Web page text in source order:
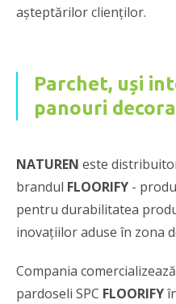
așteptărilor clienților.
Parchet, uși
panouri
NATUREN este
brandul FLOORIFY -
pentru durabilitatea
inovațiilor aduse în zona
Compania
pardoseli SPC FLOORIFY